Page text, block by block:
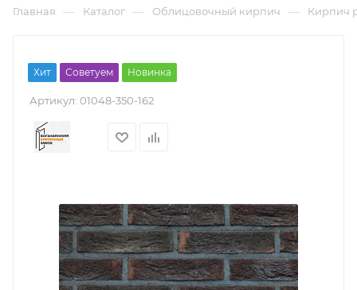
Главная — Каталог — Облицовочный кирпич — Кирпич
Хит Советуем Новинка
Артикул: 01048-350-162